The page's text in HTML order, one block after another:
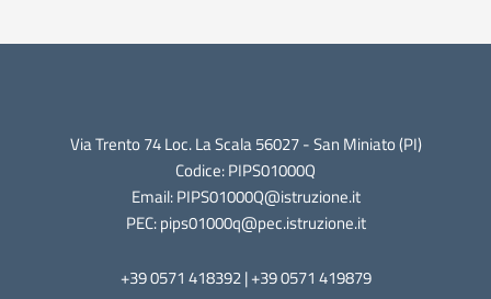
Via Trento 74 Loc. La Scala 56027 - San Miniato (PI)
Codice: PIPS01000Q
Email: PIPS01000Q@istruzione.it
PEC: pips01000q@pec.istruzione.it
+39 0571 418392 | +39 0571 419879